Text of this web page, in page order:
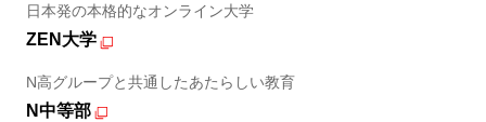
日本発の本格的なオンライン大学
ZEN大学
N高グループと共通したあたらしい教育
N中等部